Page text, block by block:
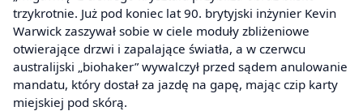
trzykrotnie. Już pod koniec lat 90. brytyjski inżynier Kevin
Warwick zaszywał sobie w ciele moduły zbliżeniowe
otwierające drzwi i zapalające światła, a w czerwcu
australijski „biohaker” wywalczył przed sądem anulowanie
mandatu, który dostał za jazdę na gapę, mając czip karty
miejskiej pod skórą.